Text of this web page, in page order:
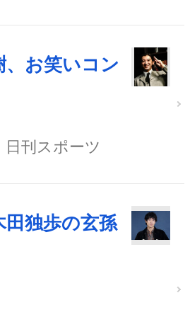
、お笑いコン
日刊スポーツ
田独歩の玄孫